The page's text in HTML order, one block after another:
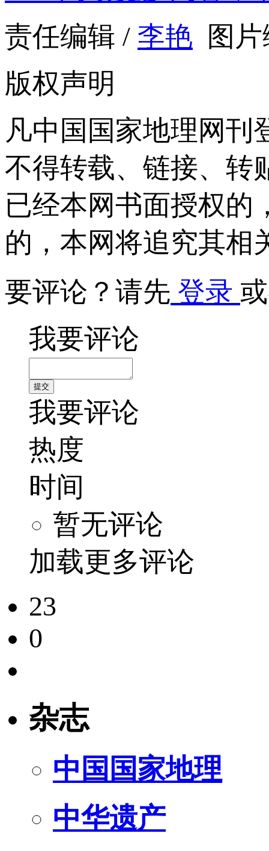
责任编辑 / 李艳 图
版权声明
凡中国国家地理网刊
不得转载、链接、转
已经本网书面授权的
的，本网将追究其相
要评论？请先 登录
我要评论
我要评论
热度
时间
暂无评论
加载更多评论
23
0
杂志
中国国家地理
中华遗产